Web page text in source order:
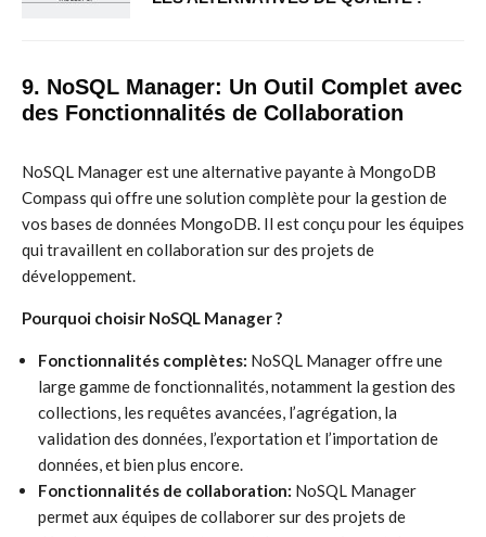
9. NoSQL Manager: Un Outil Complet avec
des Fonctionnalités de Collaboration
NoSQL Manager est une alternative payante à MongoDB
Compass qui offre une solution complète pour la gestion de
vos bases de données MongoDB. Il est conçu pour les équipes
qui travaillent en collaboration sur des projets de
développement.
Pourquoi choisir NoSQL Manager ?
Fonctionnalités complètes: NoSQL Manager offre une
large gamme de fonctionnalités, notamment la gestion des
collections, les requêtes avancées, l’agrégation, la
validation des données, l’exportation et l’importation de
données, et bien plus encore.
Fonctionnalités de collaboration: NoSQL Manager
permet aux équipes de collaborer sur des projets de